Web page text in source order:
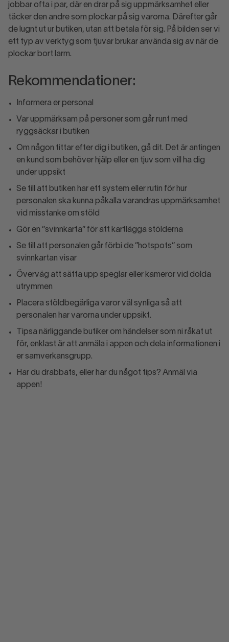
jobbar ofta i par, där en drar på sig uppmärksamhet eller
täcker den andre som plockar på sig varorna. Därefter går
de lugnt ut ur butiken, utan att betala för sig. På bilden ser vi
ett typ av verktyg som tjuvar brukar använda sig av när de
plockar bort larm.
Rekommendationer:
Informera er personal
Var uppmärksam på personer som går runt med
ryggsäckar i butiken
Om någon tittar efter dig i butiken, gå dit. Det är antingen
en kund som behöver hjälp eller en tjuv som vill ha dig
under uppsikt
Se till att butiken har ett system eller rutin för hur
personalen ska kunna påkalla varandras uppmärksamhet
vid misstanke om stöld
Gör en ”svinnkarta” för att kartlägga stölderna
Se till att personalen går förbi de ”hotspots” som
svinnkartan visar
Överväg att sätta upp speglar eller kameror vid dolda
utrymmen
Placera stöldbegärliga varor väl synliga så att
personalen har varorna under uppsikt.
Tipsa närliggande butiker om händelser som ni råkat ut
för, enklast är att anmäla i appen och dela informationen i
er samverkansgrupp.
Har du drabbats, eller har du något tips? Anmäl via
appen!